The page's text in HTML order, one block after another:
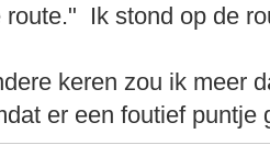
route." Ik stond op de
keren zou ik meer
er een foutief puntje